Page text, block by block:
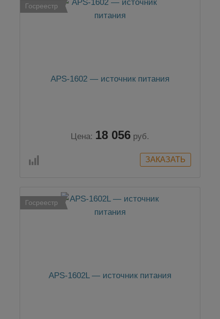
Госреестр
APS-1602 — источник питания
Цена: 18 056 руб.
Госреестр
APS-1602L — источник питания